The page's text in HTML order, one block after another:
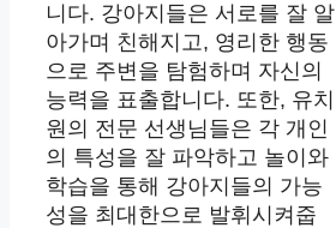
니다. 강아지들은 서로를 잘 알
아가며 친해지고, 영리한 행동
으로 주변을 탐험하며 자신의
능력을 표출합니다. 또한, 유치
원의 전문 선생님들은 각 개인
의 특성을 잘 파악하고 놀이와
학습을 통해 강아지들의 가능
성을 최대한으로 발휘시켜줍